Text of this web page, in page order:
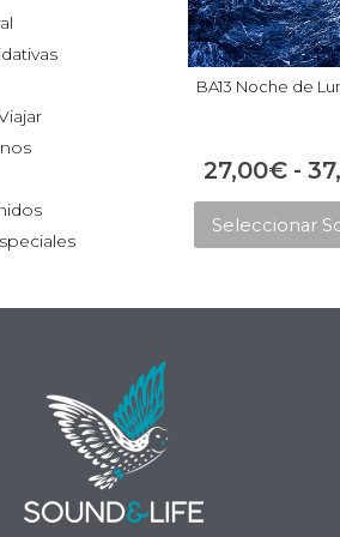
BA13 Noche de
27,00€ -
Seleccionar